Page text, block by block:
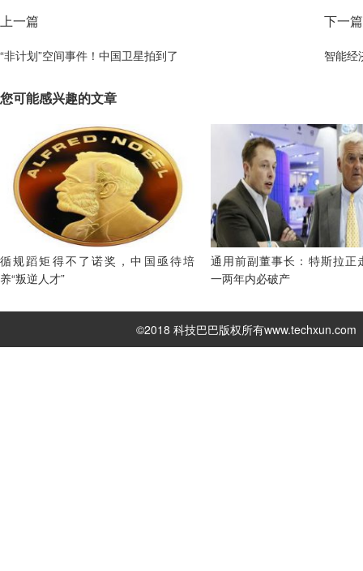
上一篇
“非计划”空间事件！中国卫星拍到了
下一篇
智能经
您可能感兴趣的文章
循规蹈矩得不了诺奖，中国亟待培
养“叛逆人才”
通用前副董事长：特斯拉正
一两年内必破产
©2018 科技巴巴版权所有www.techxun.com